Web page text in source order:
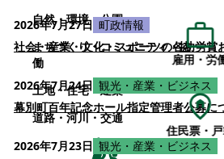
自然・環境・公園
まちづくり・コミュニティ・協
働
土地・住宅・建築
道路・河川・交通
2026年7月27日 町政情報
社会・産業・文化・スポーツの各功労
2026年7月24日 観光・産業・ビジネス
幕別町百年記念ホール指定管理者公募に
2026年7月23日 観光・産業・ビジネス
雇用・労
住民票・